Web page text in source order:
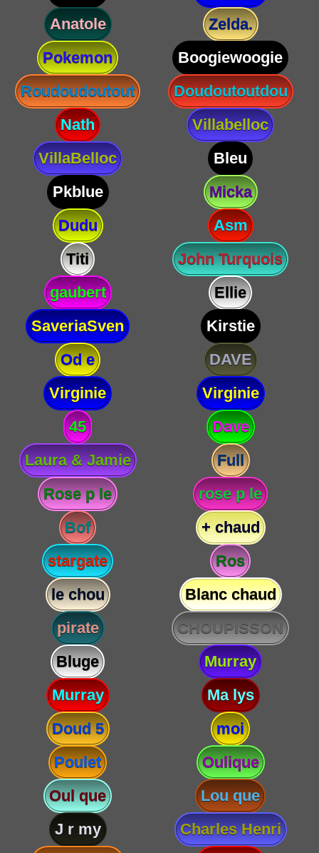
Anatole
Zelda.
Pokemon
Boogiewoogie
Roudoudoutout
Doudoutoutdou
Nath
Villabelloc
VillaBelloc
Bleu
Pkblue
Micka
Dudu
Asm
Titi
John Turquois
gaubert
Ellie
SaveriaSven
Kirstie
Od e
DAVE
Virginie
Virginie
45
Dave
Laura & Jamie
Full
Rose p le
rose p le
Bof
+ chaud
stargate
Ros
le chou
Blanc chaud
pirate
CHOUPISSON
Bluge
Murray
Murray
Ma lys
Doud 5
moi
Poulet
Oulique
Oul que
Lou que
J r my
Charles Henri